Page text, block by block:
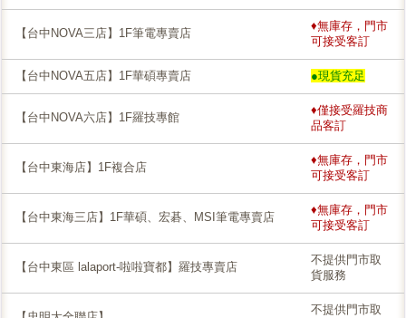
【台中NOVA三店】1F筆電專賣店
♦無庫存，門市
可接受客訂
【台中NOVA五店】1F華碩專賣店 ●現貨充足
【台中NOVA六店】1F羅技專館
♦僅接受羅技商
品客訂
【台中東海店】1F複合店
♦無庫存，門市
可接受客訂
【台中東海三店】1F華碩、宏碁、MSI筆電專賣店
♦無庫存，門市
可接受客訂
【台中東區 lalaport-啦啦寶都】羅技專賣店
不提供門市取
貨服務
不提供門市取